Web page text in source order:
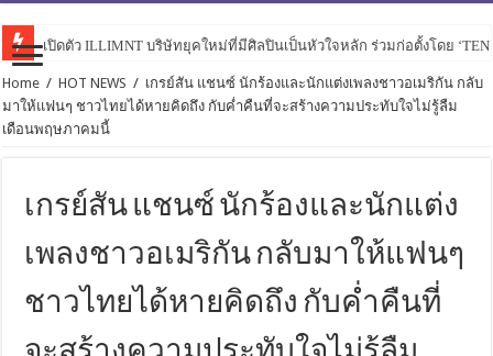
เปิดตัว ILLIMNT บริษัทยุคใหม่ที่มีศิลปินเป็นหัวใจหลัก ร่วมก่อตั้งโดย
Home / HOT NEWS / เกรย์สัน แชนซ์ นักร้องและนักแต่งเพลงชาวอเมริกัน กลับ
มาให้แฟนๆ ชาวไทยได้หายคิดถึง กับค่ำคืนที่จะสร้างความประทับใจไม่รู้ลืม
เดือนพฤษภาคมนี้
เกรย์สัน แชนซ์ นักร้องและนักแต่ง
เพลงชาวอเมริกัน กลับมาให้แฟนๆ
ชาวไทยได้หายคิดถึง กับค่ำคืนที่